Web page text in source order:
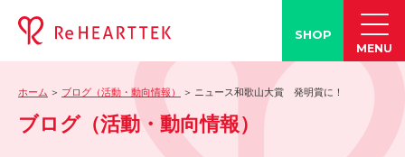
SHOP
MENU
ホーム ブログ（活動・動向情報） ニュース和歌山大賞 発明賞に！
ブログ（活動・動向情報）